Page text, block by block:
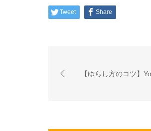
Tweet Share
【ゆらし方のコツ】